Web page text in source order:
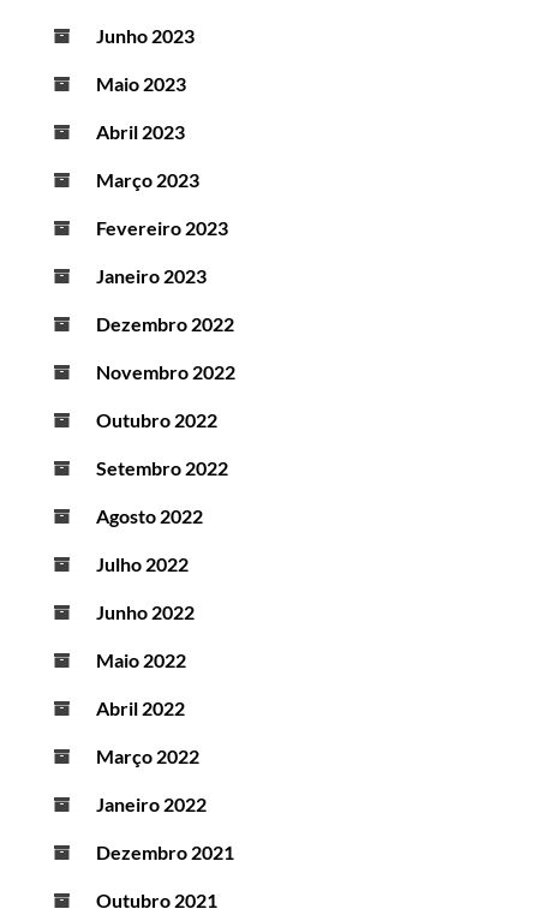
Junho 2023
Maio 2023
Abril 2023
Março 2023
Fevereiro 2023
Janeiro 2023
Dezembro 2022
Novembro 2022
Outubro 2022
Setembro 2022
Agosto 2022
Julho 2022
Junho 2022
Maio 2022
Abril 2022
Março 2022
Janeiro 2022
Dezembro 2021
Outubro 2021